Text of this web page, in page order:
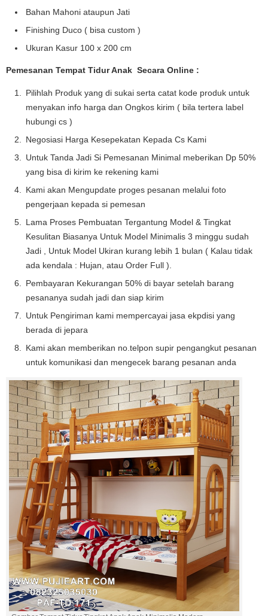
Bahan Mahoni ataupun Jati
Finishing Duco ( bisa custom )
Ukuran Kasur 100 x 200 cm
Pemesanan Tempat Tidur Anak Secara Online :
Pilihlah Produk yang di sukai serta catat kode produk untuk
menyakan info harga dan Ongkos kirim ( bila tertera label
hubungi cs )
Negosiasi Harga Kesepekatan Kepada Cs Kami
Untuk Tanda Jadi Si Pemesanan Minimal meberikan Dp 50%
yang bisa di kirim ke rekening kami
Kami akan Mengupdate proges pesanan melalui foto
pengerjaan kepada si pemesan
Lama Proses Pembuatan Tergantung Model & Tingkat
Kesulitan Biasanya Untuk Model Minimalis 3 minggu sudah
Jadi , Untuk Model Ukiran kurang lebih 1 bulan ( Kalau tidak
ada kendala : Hujan, atau Order Full ).
Pembayaran Kekurangan 50% di bayar setelah barang
pesananya sudah jadi dan siap kirim
Untuk Pengiriman kami mempercayai jasa ekpdisi yang
berada di jepara
Kami akan memberikan no.telpon supir pengangkut pesanan
untuk komunikasi dan mengecek barang pesanan anda